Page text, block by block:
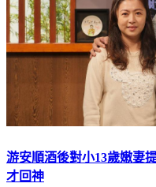
游安順酒後對小13歲嫩妻
才回神